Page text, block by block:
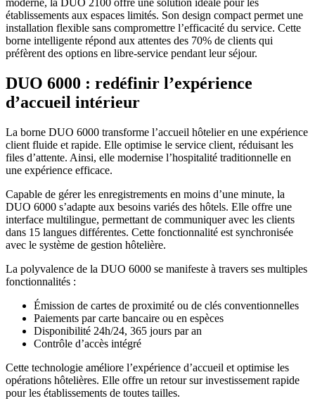
moderne, la DUO 2100 offre une solution idéale pour les
établissements aux espaces limités. Son design compact permet une
installation flexible sans compromettre l’efficacité du service. Cette
borne intelligente répond aux attentes des 70% de clients qui
préfèrent des options en libre-service pendant leur séjour.
DUO 6000 : redéfinir l’expérience
d’accueil intérieur
La borne DUO 6000 transforme l’accueil hôtelier en une expérience
client fluide et rapide. Elle optimise le service client, réduisant les
files d’attente. Ainsi, elle modernise l’hospitalité traditionnelle en
une expérience efficace.
Capable de gérer les enregistrements en moins d’une minute, la
DUO 6000 s’adapte aux besoins variés des hôtels. Elle offre une
interface multilingue, permettant de communiquer avec les clients
dans 15 langues différentes. Cette fonctionnalité est synchronisée
avec le système de gestion hôtelière.
La polyvalence de la DUO 6000 se manifeste à travers ses multiples
fonctionnalités :
Émission de cartes de proximité ou de clés conventionnelles
Paiements par carte bancaire ou en espèces
Disponibilité 24h/24, 365 jours par an
Contrôle d’accès intégré
Cette technologie améliore l’expérience d’accueil et optimise les
opérations hôtelières. Elle offre un retour sur investissement rapide
pour les établissements de toutes tailles.